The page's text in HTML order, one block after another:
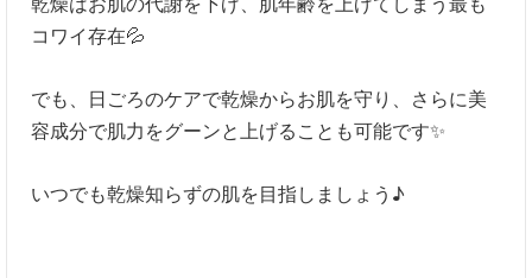
コワイ存在💦
でも、日ごろのケアで乾燥からお肌を守り、さらに美
容成分で肌力をグーンと上げることも可能です✨
いつでも乾燥知らずの肌を目指しましょう♪